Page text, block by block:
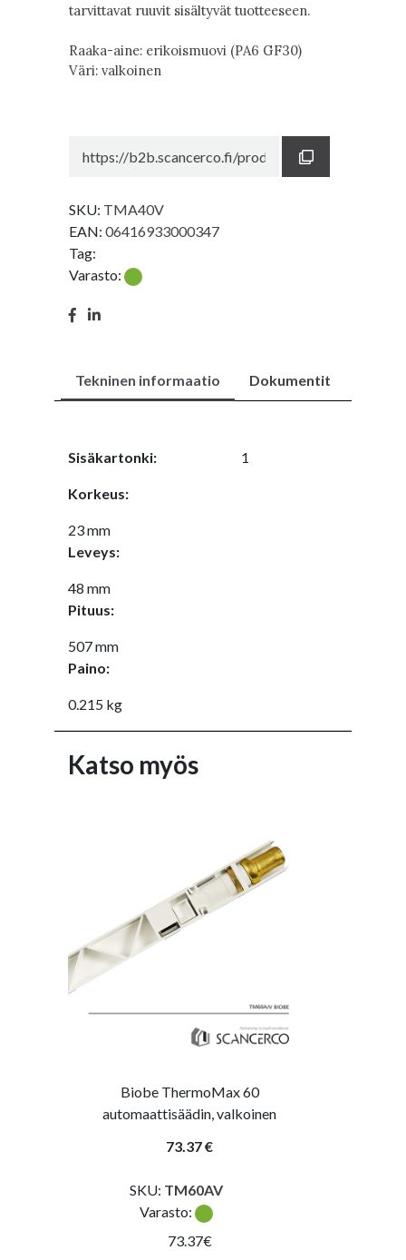
tarvittavat ruuvit sisältyvät tuotteeseen.
Raaka-aine: erikoismuovi (PA6 GF30)
Väri: valkoinen
SKU: TMA40V
EAN: 06416933000347
Tag:
Varasto:
Tekninen informaatio Dokumentit
Sisäkartonki: 1
Korkeus:
23 mm
Leveys:
48 mm
Pituus:
507 mm
Paino:
0.215 kg
Katso myös
Biobe ThermoMax 60
automaattisäädin, valkoinen
73.37 €
SKU: TM60AV
Varasto:
73.37€